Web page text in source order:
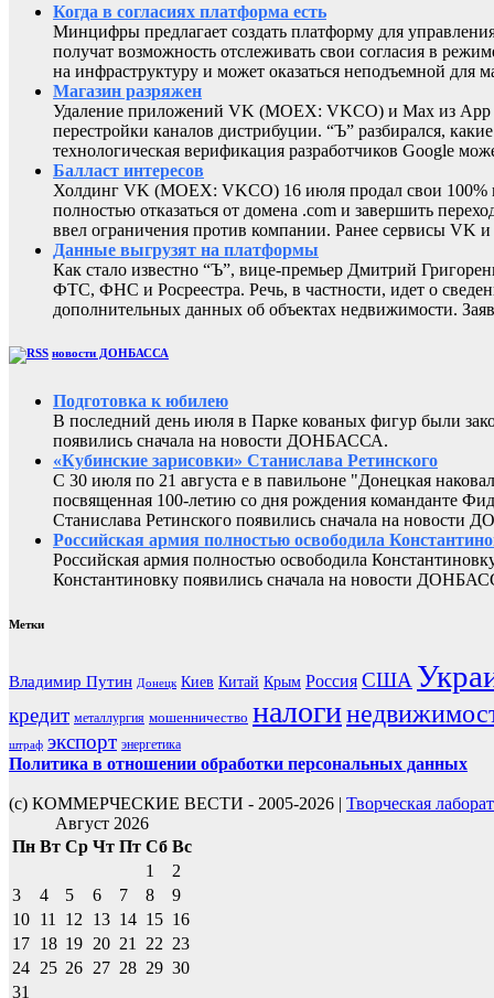
Когда в согласиях платформа есть
Минцифры предлагает создать платформу для
получат возможность отслеживать свои согласия в
на инфраструктуру и может оказаться неподъемной
Магазин разряжен
Удаление приложений VK (MOEX: VKCO) и Max из App
перестройки каналов дистрибуции. “Ъ” разбирался,
технологическая верификация разработчиков Google
Балласт интересов
Холдинг VK (MOEX: VKCO) 16 июля продал свои 100%
полностью отказаться от домена .com и завершить
ввел ограничения против компании. Ранее сервисы VK
Данные выгрузят на платформы
Как стало известно “Ъ”, вице-премьер Дмитрий
ФТС, ФНС и Росреестра. Речь, в частности, идет о
дополнительных данных об объектах недвижимости.
новости ДОНБАССА
Подготовка к юбилею
В последний день июля в Парке кованых фигур были
появились сначала на новости ДОНБАССА.
«Кубинские зарисовки» Станислава Ретинского
С 30 июля по 21 августа е в павильоне "Донецкая
посвященная 100-летию со дня рождения команданте
Станислава Ретинского появились сначала на новости
Российская армия полностью освободила
Российская армия полностью освободила
Константиновку появились сначала на новости
Метки
Владимир Путин Донецк Киев Китай Крым Россия США
кредит металлургия мошенничество налоги
штраф экспорт энергетика
Политика в отношении обработки персональных данных
(с) КОММЕРЧЕСКИЕ ВЕСТИ - 2005-2026 | Творческая
Август 2026
Пн Вт Ср Чт Пт Сб Вс
1
2
3
4 5 6 7 8
9
10 11 12 13 14 15 16
17 18 19 20 21 22 23
24 25 26 27 28 29 30
31